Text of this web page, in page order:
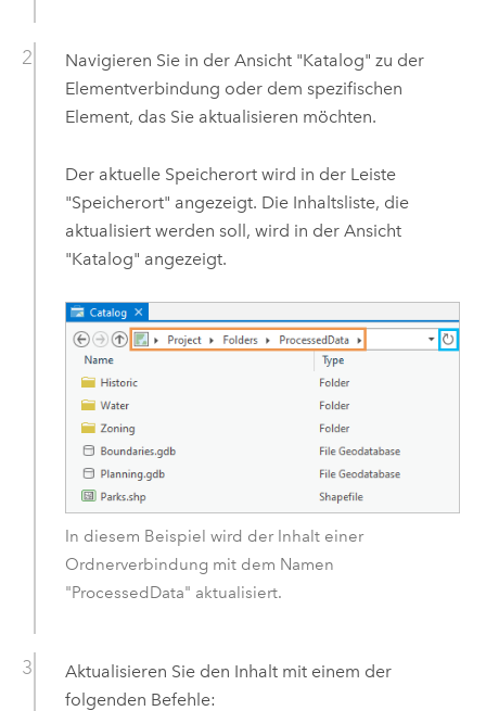
Navigieren Sie in der Ansicht "Katalog" zu der
Elementverbindung oder dem spezifischen
Element, das Sie aktualisieren möchten.
Der aktuelle Speicherort wird in der Leiste
"Speicherort" angezeigt. Die Inhaltsliste, die
aktualisiert werden soll, wird in der Ansicht
"Katalog" angezeigt.
In diesem Beispiel wird der Inhalt einer
Ordnerverbindung mit dem Namen
"ProcessedData" aktualisiert.
Aktualisieren Sie den Inhalt mit einem der
folgenden Befehle: